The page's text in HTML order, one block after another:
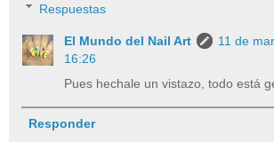
Respuestas
El Mundo del Nail Art
11 de
16:26
Pues hechale un vistazo, todo está
Responder